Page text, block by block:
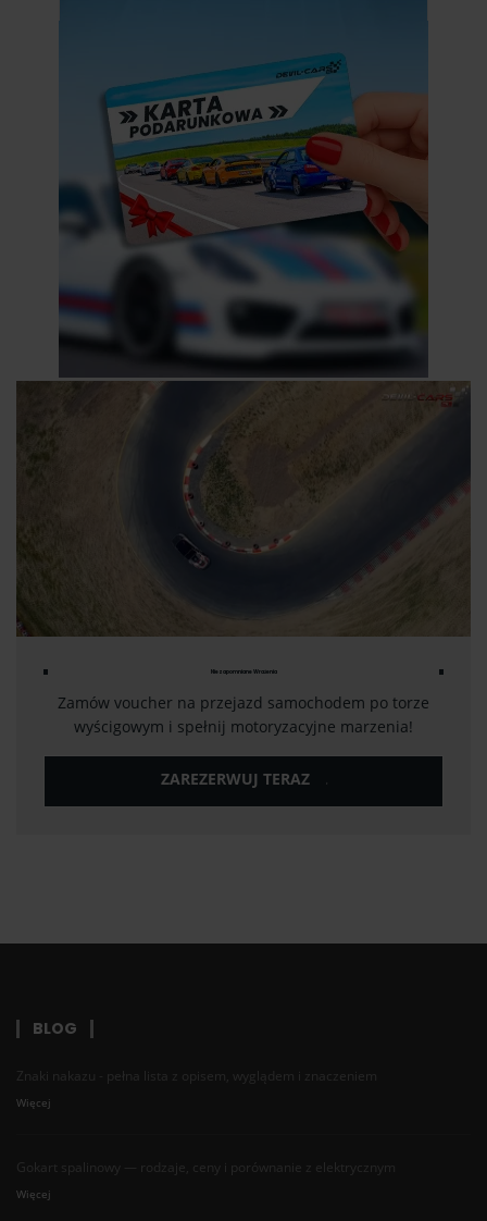
Niezapomniane Wrażenia
Zamów voucher na przejazd samochodem po torze
wyścigowym i spełnij motoryzacyjne marzenia!
ZAREZERWUJ TERAZ
BLOG
Znaki nakazu - pełna lista z opisem, wyglądem i znaczeniem
Więcej
Gokart spalinowy — rodzaje, ceny i porównanie z elektrycznym
Więcej